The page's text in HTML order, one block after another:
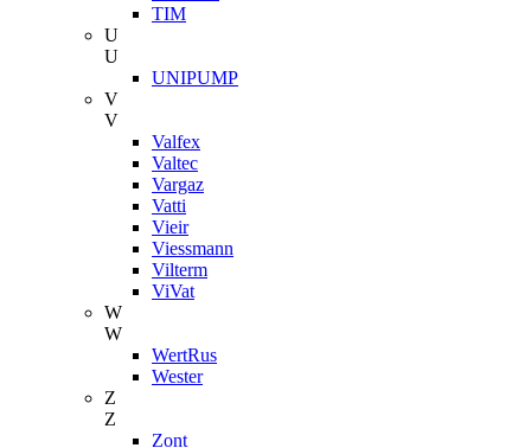
TIM
U
U
UNIPUMP
V
V
Valfex
Valtec
Vargaz
Vatti
Vieir
Viessmann
Vilterm
ViVat
W
W
WertRus
Wester
Z
Z
Zont